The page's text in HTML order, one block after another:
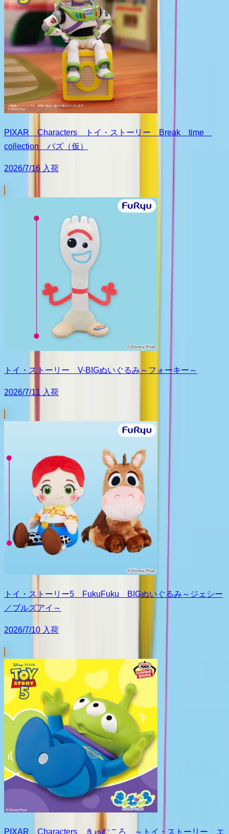
PIXAR Characters トイ・ストーリー Break time
collection バズ（仮）
2026/7/16 入荷
トイ・ストーリー V-BIGぬいぐるみ～フォーキー～
2026/7/11 入荷
トイ・ストーリー5 FukuFuku BIGぬいぐるみ～ジェシー
／ブルズアイ～
2026/7/10 入荷
PIXAR Characters きゅむころ ～トイ・ストーリー エ